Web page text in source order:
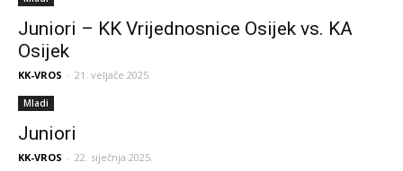
Juniori – KK Vrijednosnice Osijek vs. KA
Osijek
KK-VROS - 21. veljače 2025.
Mladi
Juniori
KK-VROS - 22. siječnja 2025.